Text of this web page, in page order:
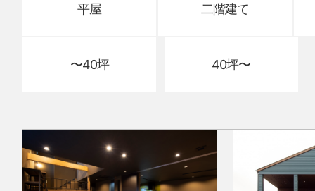
平屋 二階建て
〜40坪 40坪〜